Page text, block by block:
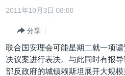
转
容
跳
转
港澳
国际
最新国际新闻
分类新闻
2011年10月3日 08:00
分享
联合国安理会可能星期二就一项
决议案进行表决。与此同时有报
部反政府的城镇赖斯坦展开大规模